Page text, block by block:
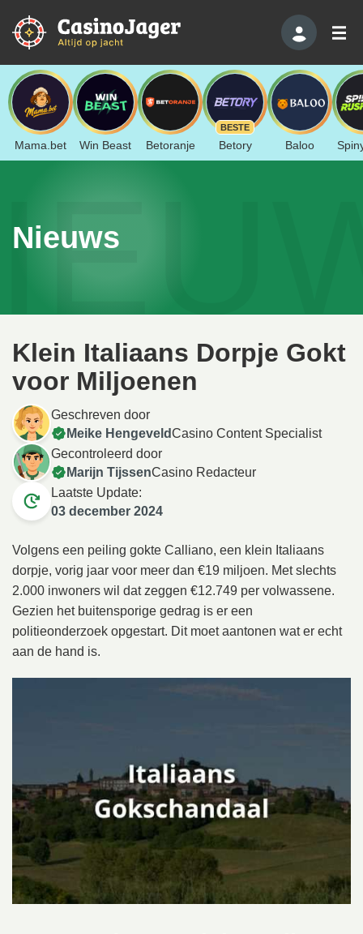
Mama.bet Win Beast Betoranje
BESTE
Betory Baloo
Nieuws
Klein Italiaans Dorpje Gokt
voor Miljoenen
Geschreven door
Meike HengeveldCasino Content Specialist
Gecontroleerd door
Marijn TijssenCasino Redacteur
Laatste Update:
03 december 2024
Volgens een peiling gokte Calliano, een klein Italiaans
dorpje, vorig jaar voor meer dan €19 miljoen. Met slechts
2.000 inwoners wil dat zeggen €12.749 per volwassene.
Gezien het buitensporige gedrag is er een
politieonderzoek opgestart. Dit moet aantonen wat er echt
aan de hand is.